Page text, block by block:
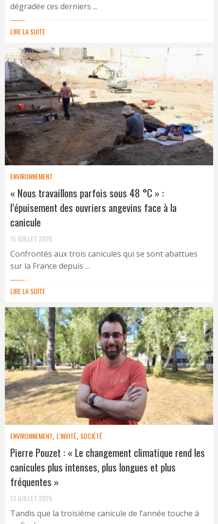
dégradée ces derniers ...
LIRE LA SUITE
ENVIRONNEMENT
« Nous travaillons parfois sous 48 °C » :
l’épuisement des ouvriers angevins face à la
canicule
15 JUILLET 2026
Confrontés aux trois canicules qui se sont abattues
sur la France depuis ...
LIRE LA SUITE
ENVIRONNEMENT, L'INVITÉ, SOCIÉTÉ
Pierre Pouzet : « Le changement climatique rend les
canicules plus intenses, plus longues et plus
fréquentes »
13 JUILLET 2026
Tandis que la troisième canicule de l’année touche à